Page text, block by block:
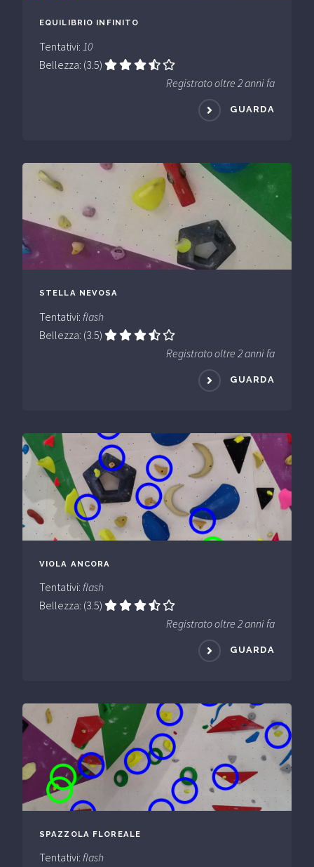
EQUILIBRIO INFINITO
Tentativi: 10
Bellezza: (3.5)
Registrato oltre 2 anni fa
GUARDA
STELLA NEVOSA
Tentativi: flash
Bellezza: (3.5)
Registrato oltre 2 anni fa
GUARDA
VIOLA ANCORA
Tentativi: flash
Bellezza: (3.5)
Registrato oltre 2 anni fa
GUARDA
SPAZZOLA FLOREALE
Tentativi: flash